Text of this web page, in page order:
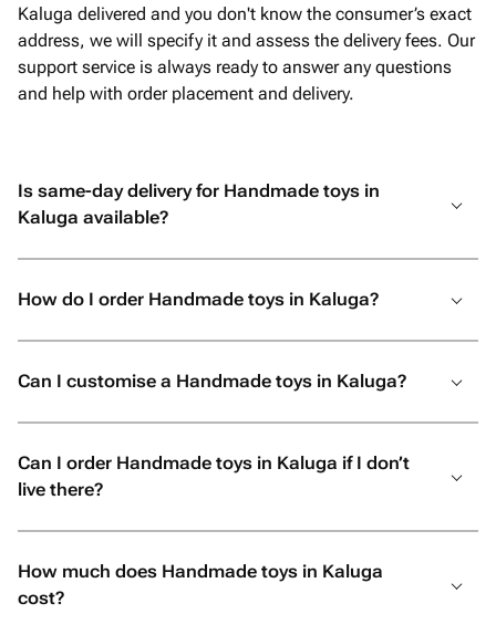
Kaluga delivered and you don't know the consumer’s exact
address, we will specify it and assess the delivery fees. Our
support service is always ready to answer any questions
and help with order placement and delivery.
Is same-day delivery for Handmade toys in
Kaluga available?
How do I order Handmade toys in Kaluga?
Can I customise a Handmade toys in Kaluga?
Can I order Handmade toys in Kaluga if I don’t
live there?
How much does Handmade toys in Kaluga
cost?